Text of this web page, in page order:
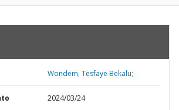
Wondem, Tesfaye Bekalu;
2024/03/24